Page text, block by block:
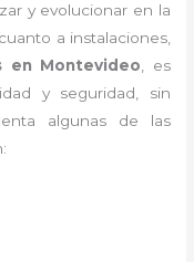
y evolucionar en la
a instalaciones,
en Montevideo , es
y seguridad, sin
algunas de las